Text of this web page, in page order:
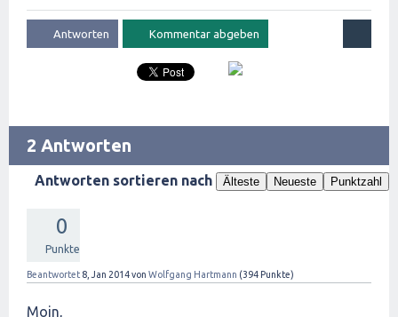
2 Antworten
Antworten sortieren nach Älteste Neueste Punktzahl
0
Punkte
Beantwortet 8, Jan 2014von Wolfgang Hartmann (394 Punkte)
Moin,